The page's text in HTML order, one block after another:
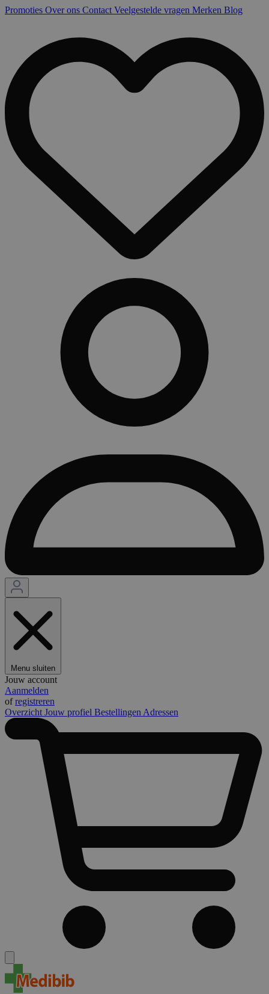
Promoties Over ons Contact Veelgestelde vragen Merken Blog
Menu sluiten
Jouw account
Aanmelden
ofregistreren
Overzicht Jouw profiel Bestellingen Adressen